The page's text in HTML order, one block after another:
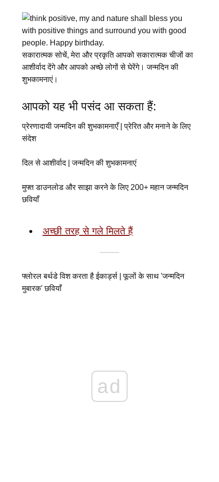
सकारात्मक सोचें, मेरा और प्रकृति आपको सकारात्मक चीजों का
आशीर्वाद देंगे और आपको अच्छे लोगों से घेरेंगे। जन्मदिन की
शुभकामनाएं।
आपको यह भी पसंद आ सकता हैं:
प्रेरणादायी जन्मदिन की शुभकामनाएँ | प्रेरित और मनाने के लिए
संदेश
दिल से आशीर्वाद | जन्मदिन की शुभकामनाएं
मुफ्त डाउनलोड और साझा करने के लिए 200+ महान जन्मदिन
छवियाँ
अच्छी तरह से गले मिलते हैं
फ्लोरल बर्थडे विश करता है ईकार्ड्स | फूलों के साथ 'जन्मदिन
मुबारक' छवियाँ
ad